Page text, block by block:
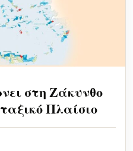
στη Ζάκυνθο
Πλαίσιο